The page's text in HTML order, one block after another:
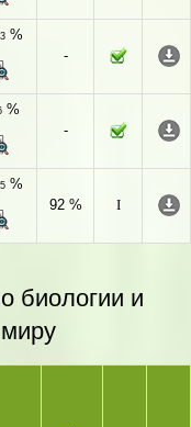
%
-
%
-
%
92 %
I
биологии и